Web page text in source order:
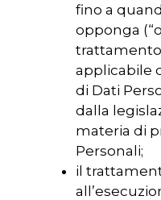
fino a
opponga
applicabile
di Dati
dalla
materia di
Personali;
il